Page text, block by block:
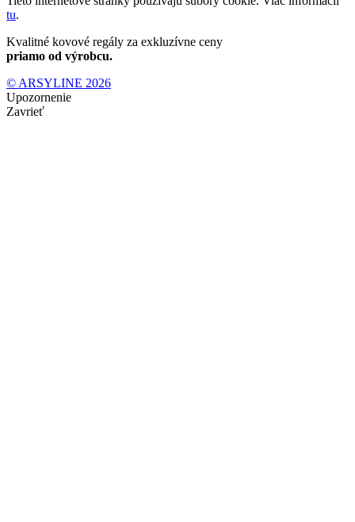
tu.
Kvalitné kovové regály za exkluzívne ceny
priamo od výrobcu.
© ARSYLINE 2026
Upozornenie
Zavrieť